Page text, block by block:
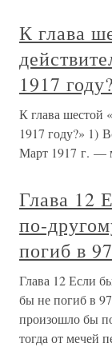
К глава
1917
К глава шестой
1917 году?» 1)
Март 1917 г. —
Глава 12
по-
погиб в
Глава 12 Если
бы не погиб в
произошло бы
тогда от мечей